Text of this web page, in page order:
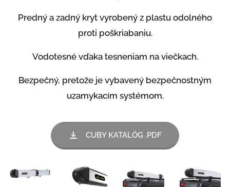
Predný a zadný kryt vyrobený z plastu odolného
proti poškriabaniu.
Vodotesné vďaka tesneniam na viečkach.
Bezpečný, pretože je vybavený bezpečnostným
uzamykacím systémom.
CUBY KATALÓG .PDF